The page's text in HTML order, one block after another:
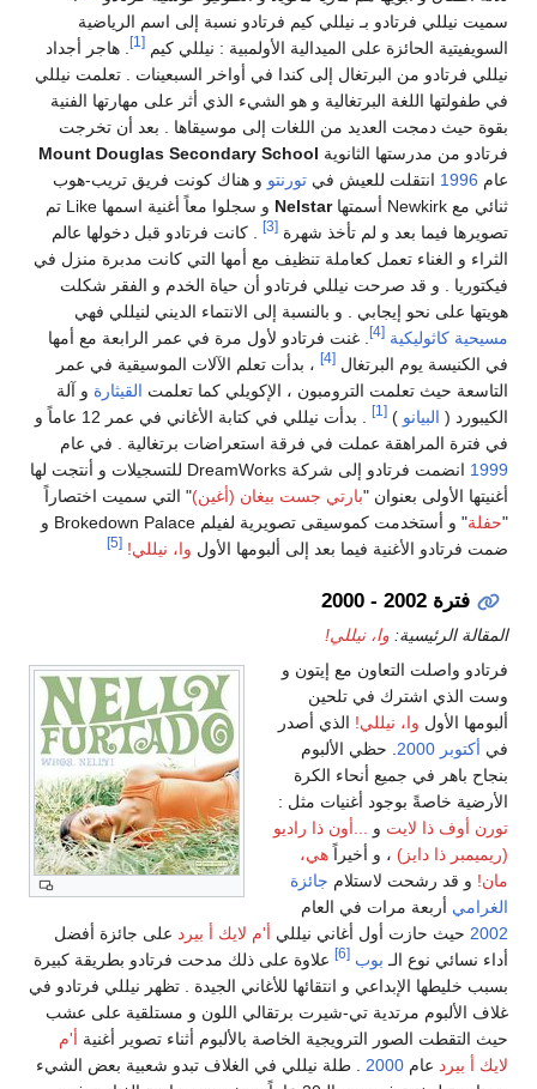
سميت نيللي فرتادو بـ نيللي كيم فرتادو نسبة إلى اسم الرياضية
السويفيتية الحائزة على الميدالية الأولمبية : نيللي كيم [1]
. هاجر أجداد
نيللي فرتادو من البرتغال إلى كندا في أواخر السبعينات . تعلمت نيللي
في طفولتها اللغة البرتغالية و هو الشيء الذي أثر على مهارتها الفنية
بقوة حيث دمجت العديد من اللغات إلى موسيقاها . بعد أن تخرجت
فرتادو من مدرستها الثانوية Mount Douglas Secondary School
عام 1996 انتقلت للعيش في تورنتو و هناك كونت فريق تريب-هوب
ثنائي مع Newkirk أسمتها
Nelstar
و سجلوا معاً أغنية اسمها Like تم
تصويرها فيما بعد و لم تأخذ شهرة [3]
. كانت فرتادو قبل دخولها عالم
الثراء و الغناء تعمل كعاملة تنظيف مع أمها التي كانت مدبرة منزل في
فيكتوريا . و قد صرحت نيللي فرتادو أن حياة الخدم و الفقر شكلت
هويتها على نحو إيجابي . و بالنسبة إلى الانتماء الديني لنيللي فهي
مسيحية كاثوليكية [4]
. غنت فرتادو لأول مرة في عمر الرابعة مع أمها
في الكنيسة يوم البرتغال [4]
، بدأت تعلم الآلات الموسيقية في عمر
التاسعة حيث تعلمت الترومبون ، الإكويلي كما تعلمت القيثارة و آلة
الكيبورد ( البيانو )
[1]
. بدأت نيللي في كتابة الأغاني في عمر 12 عاماً و
في فترة المراهقة عملت في فرقة استعراضات برتغالية . في عام
1999
انضمت فرتادو إلى شركة DreamWorks للتسجيلات و أنتجت لها
أغنيتها الأولى بعنوان "بارتي جست بيغان (أغين)" التي سميت اختصاراً
"حفلة
" و أستخدمت كموسيقى تصويرية لفيلم Brokedown Palace و
ضمت فرتادو الأغنية فيما بعد إلى ألبومها الأول وا، نيللي! [5]
فترة 2002 - 2000
المقالة الرئيسية: وا، نيللي!
فرتادو واصلت التعاون مع إيتون و
وست الذي اشترك في تلحين
ألبومها الأول وا، نيللي! الذي أصدر
في أكتوبر 2000 . حظي الألبوم
بنجاح باهر في جميع أنحاء الكرة
الأرضية خاصةً بوجود أغنيات مثل :
تورن أوف ذا لايت و
...أون ذا راديو
(ريميمبر ذا دايز) ، و أخيراً هي،
مان! و قد رشحت لاستلام جائزة
الغرامي أربعة مرات في العام
2002 حيث حازت أول أغاني نيللي أ'م لايك أ بيرد على جائزة أفضل
أداء نسائي نوع الـ بوب [6]
علاوة على ذلك مدحت فرتادو بطريقة كبيرة
بسبب خليطها الإبداعي و انتقائها للأغاني الجيدة . تظهر نيللي فرتادو في
غلاف الألبوم مرتدية تي-شيرت برتقالي اللون و مستلقية على عشب
حيث التقطت الصور الترويجية الخاصة بالألبوم أثناء تصوير أغنية أ'م
لايك أ بيرد عام 2000 . طلة نيللي في الغلاف تبدو شعبية بعض الشيء